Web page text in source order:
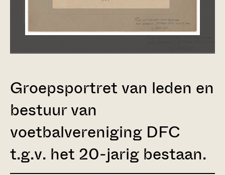
Groepsportret van leden en
bestuur van
voetbalvereniging DFC
t.g.v. het 20-jarig bestaan.